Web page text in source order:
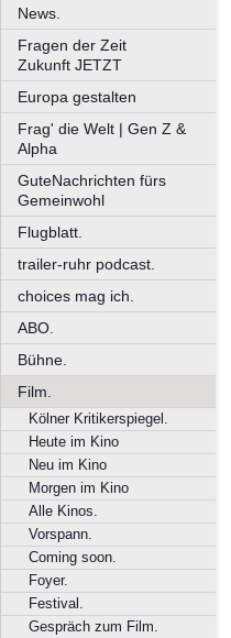
News.
Fragen der Zeit
Zukunft JETZT
Europa gestalten
Frag' die Welt | Gen Z &
Alpha
GuteNachrichten fürs
Gemeinwohl
Flugblatt.
trailer-ruhr podcast.
choices mag ich.
ABO.
Bühne.
Film.
Kölner Kritikerspiegel.
Heute im Kino
Neu im Kino
Morgen im Kino
Alle Kinos.
Vorspann.
Coming soon.
Foyer.
Festival.
Gespräch zum Film.